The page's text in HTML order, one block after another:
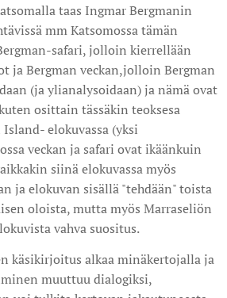
taas Ingmar Bergmanin
mm Katsomossa tämän
safari, jolloin kierrellään
ja Bergman veckan,jolloin Bergman
(ja ylianalysoidaan) ja nämä ovat
osittain tässäkin teoksesa
elokuvassa (yksi
veckan ja safari ovat ikäänkuin
siinä elokuvassa myös
ja elokuvan sisällä "tehdään" toista
oloista, mutta myös Marraseliön
vahva suositus.
käsikirjoitus alkaa minäkertojalla ja
muuttuu dialogiksi,